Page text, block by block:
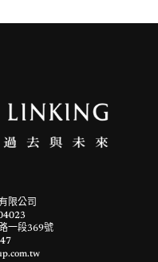
限公司
一段369號